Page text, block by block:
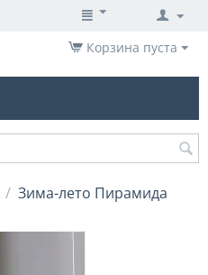
Корзина пуста
/ Зима-лето Пирамида